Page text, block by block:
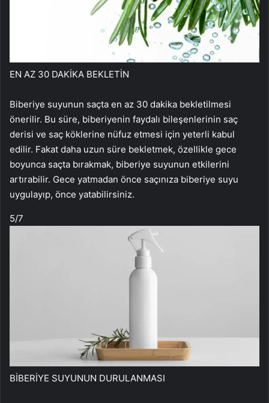
EN AZ 30 DAKİKA BEKLETİN
Biberiye suyunun saçta en az 30 dakika bekletilmesi
önerilir. Bu süre, biberiyenin faydalı bileşenlerinin saç
derisi ve saç köklerine nüfuz etmesi için yeterli kabul
edilir. Fakat daha uzun süre bekletmek, özellikle gece
boyunca saçta bırakmak, biberiye suyunun etkilerini
artırabilir. Gece yatmadan önce saçınıza biberiye suyu
uygulayıp, önce yatabilirsiniz.
5/7
BİBERİYE SUYUNUN DURULANMASI